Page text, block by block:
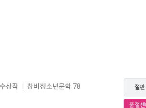
상작 창비청소년문학 78 절판
품절센